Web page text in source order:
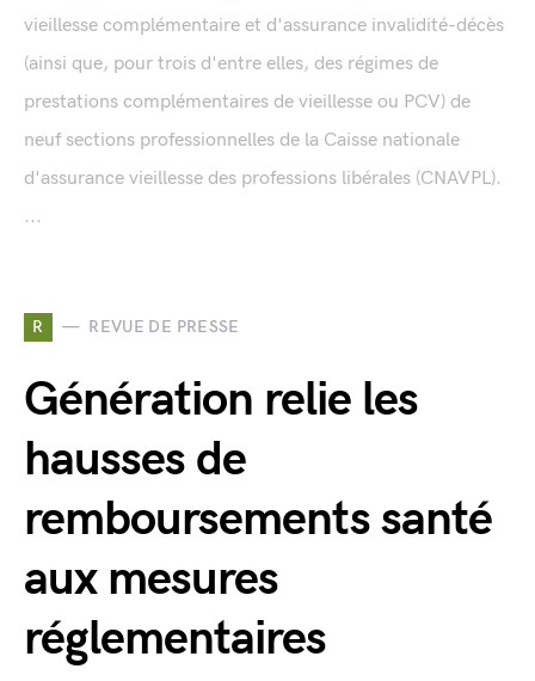
vieillesse complémentaire et d'assurance invalidité-décès
(ainsi que, pour trois d'entre elles, des régimes de
prestations complémentaires de vieillesse ou PCV) de
neuf sections professionnelles de la Caisse nationale
d'assurance vieillesse des professions libérales (CNAVPL).
...
R REVUE DE PRESSE
Génération relie les
hausses de
remboursements santé
aux mesures
réglementaires